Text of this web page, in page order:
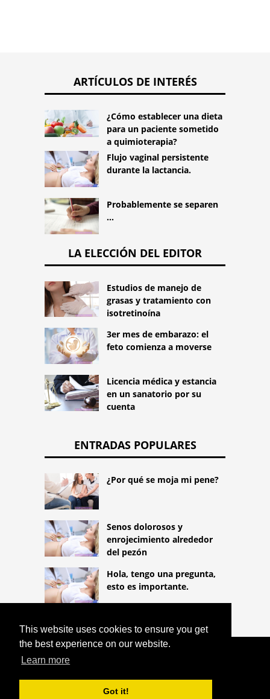
This website uses cookies to ensure you get
the best experience on our website.
Learn more
Got it!
ARTÍCULOS DE INTERÉS
¿Cómo establecer una dieta
para un paciente sometido
a quimioterapia?
Flujo vaginal persistente
durante la lactancia.
Probablemente se separen
...
LA ELECCIÓN DEL EDITOR
Estudios de manejo de
grasas y tratamiento con
isotretinoína
3er mes de embarazo: el
feto comienza a moverse
Licencia médica y estancia
en un sanatorio por su
cuenta
ENTRADAS POPULARES
¿Por qué se moja mi pene?
Senos dolorosos y
enrojecimiento alrededor
del pezón
Hola, tengo una pregunta,
esto es importante.
HTTPS://LIFESTYLEMED.NET
TORCIDO EN UN NIÑO